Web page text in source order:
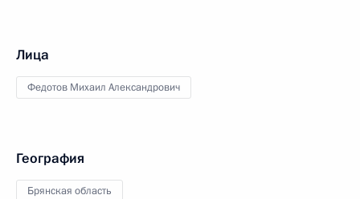
Лица
Федотов Михаил Александрович
География
Брянская область